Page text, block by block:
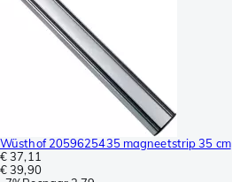
Wüsthof 2059625435 magneetstrip 35 cm
€ 37,11
€ 39,90